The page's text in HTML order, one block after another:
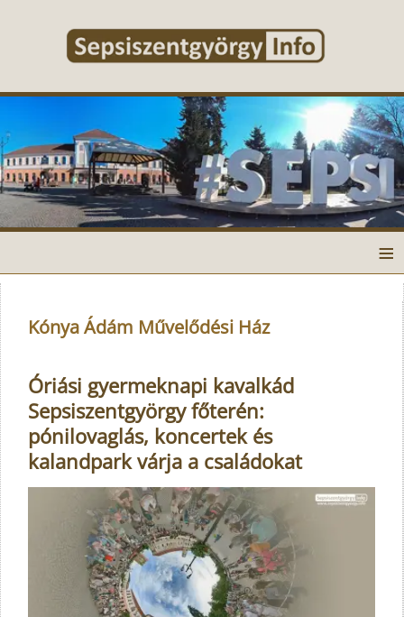
≡
Kónya Ádám Művelődési Ház
Óriási gyermeknapi kavalkád
Sepsiszentgyörgy főterén:
pónilovaglás, koncertek és
kalandpark várja a családokat